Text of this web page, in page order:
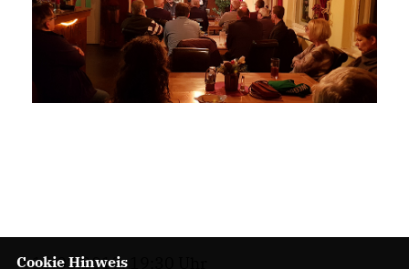
13.03.2019, 19:30 Uhr
Cookie Hinweis